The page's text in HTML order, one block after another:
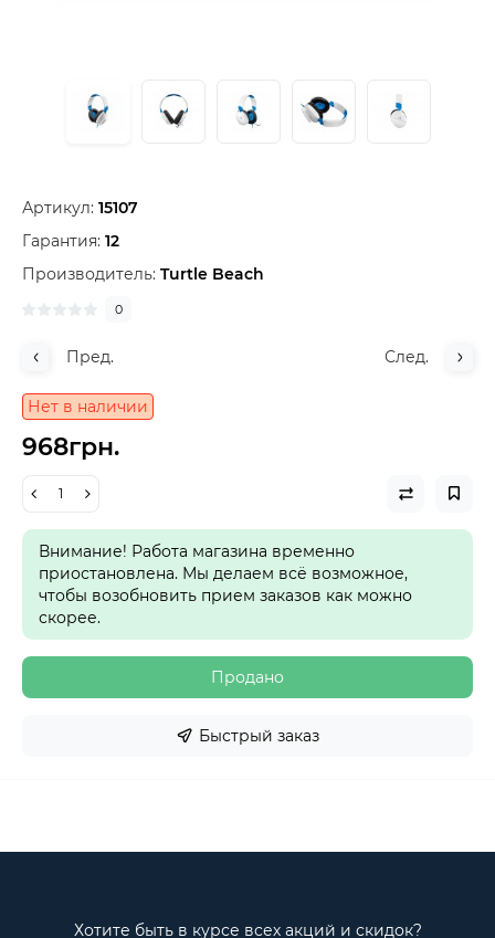
Артикул: 15107
Гарантия: 12
Производитель: Turtle Beach
0
Пред. След.
Нет в наличии
968грн.
Внимание! Работа магазина временно
приостановлена. Мы делаем всё возможное,
чтобы возобновить прием заказов как можно
скорее.
Продано
Быстрый заказ
Хотите быть в курсе всех акций и скидок?